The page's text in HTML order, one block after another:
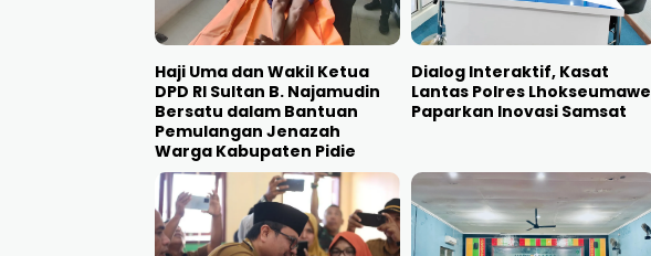
Haji Uma dan Wakil Ketua
DPD RI Sultan B. Najamudin
Bersatu dalam Bantuan
Pemulangan Jenazah
Warga Kabupaten Pidie
Dialog Interaktif, Kasat
Lantas Polres Lhokseumawe
Paparkan Inovasi Samsat